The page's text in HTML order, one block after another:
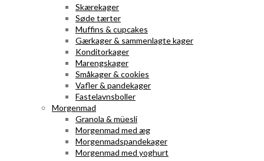
Skærekager
Søde tærter
Muffins & cupcakes
Gærkager & sammenlagte kager
Konditorkager
Marengskager
Småkager & cookies
Vafler & pandekager
Fastelavnsboller
Morgenmad
Granola & müesli
Morgenmad med æg
Morgenmadspandekager
Morgenmad med yoghurt